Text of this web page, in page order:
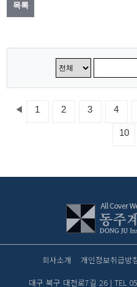
목록
◀ 1 2 3 4
10
회사소개 개인정보취급방
대구 북구 대천로7길 26 | TEL